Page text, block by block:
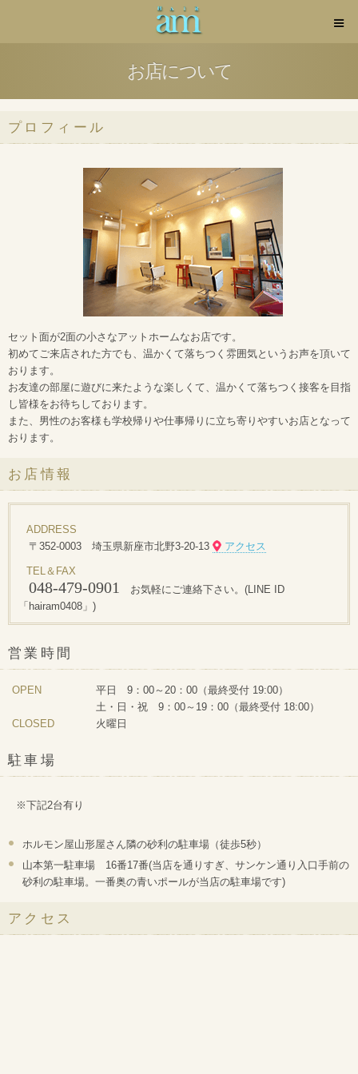
お店について
プロフィール
セット面が2面の小さなアットホームなお店です。
初めてご来店された方でも、温かくて落ちつく雰囲気というお声を頂いて
おります。
お友達の部屋に遊びに来たような楽しくて、温かくて落ちつく接客を目指
し皆様をお待ちしております。
また、男性のお客様も学校帰りや仕事帰りに立ち寄りやすいお店となって
おります。
お店情報
ADDRESS
〒352-0003 埼玉県新座市北野3-20-13
アクセス
TEL＆FAX
048-479-0901
お気軽にご連絡下さい。(LINE ID
「hairam0408」)
営業時間
OPEN
平日 9：00～20：00（最終受付 19:00）
土・日・祝 9：00～19：00（最終受付 18:00）
CLOSED
火曜日
駐車場
※下記2台有り
ホルモン屋山形屋さん隣の砂利の駐車場（徒歩5秒）
山本第一駐車場 16番17番(当店を通りすぎ、サンケン通り入口手前の
砂利の駐車場。一番奥の青いポールが当店の駐車場です)
アクセス